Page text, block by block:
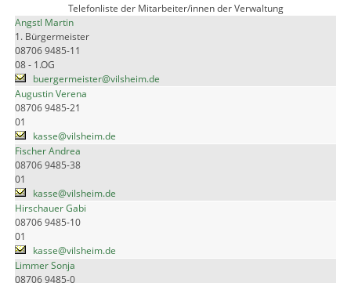
Telefonliste der Mitarbeiter/innen der Verwaltung
Angstl Martin
1. Bürgermeister
08706 9485-11
08 - 1.OG
buergermeister@vilsheim.de
Augustin Verena
08706 9485-21
01
kasse@vilsheim.de
Fischer Andrea
08706 9485-38
01
kasse@vilsheim.de
Hirschauer Gabi
08706 9485-10
01
kasse@vilsheim.de
Limmer Sonja
08706 9485-0